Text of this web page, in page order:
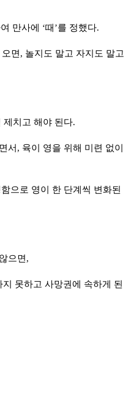
만사에 ‘때’를 정했다.
오면, 놀지도 말고 자지도 말고
제치고 해야 된다.
서, 육이 영을 위해 미련 없이
으로 영이 한 단계씩 변화된
으면,
못하고 사망권에 속하게 된